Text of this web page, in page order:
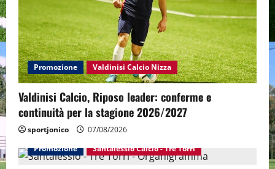
Promozione Valdinisi Calcio Nizza
Valdinisi Calcio, Riposo leader: conferme e
continuità per la stagione 2026/2027
sportjonico
07/08/2026
Promozione
Santalessio Calcio - Tre Torri